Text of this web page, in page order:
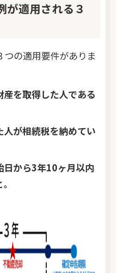
が適用される３
の適用要件がありま
を取得した人である
が相続税を納めてい
日から3年10ヶ月以内